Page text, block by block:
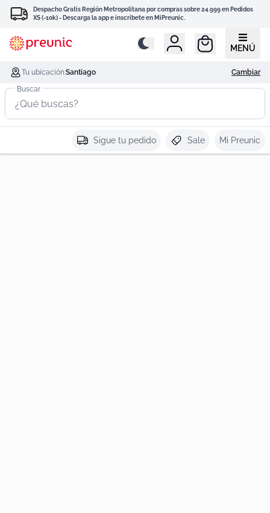
Despacho Gratis Región Metropolitana por compras sobre 24.999 en Pedidos
XS (-10k) - Descarga la app e inscribete en MiPreunic.
MENÚ
Tu ubicación:Santiago
Cambiar
Buscar
Sigue tu pedido Sale Mi Preunic